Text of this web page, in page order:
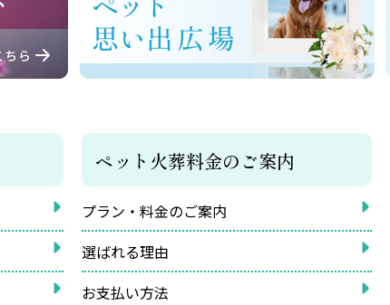
ペット火葬料金のご案内
プラン・料金のご案内
選ばれる理由
お支払い方法